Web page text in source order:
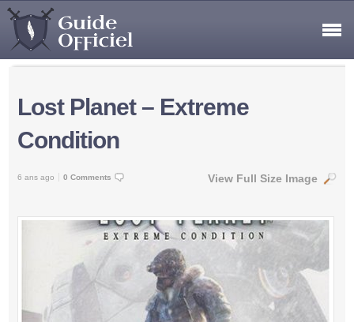
Lost Planet – Extreme
Condition
6 ans ago 0 Comments View Full Size Image